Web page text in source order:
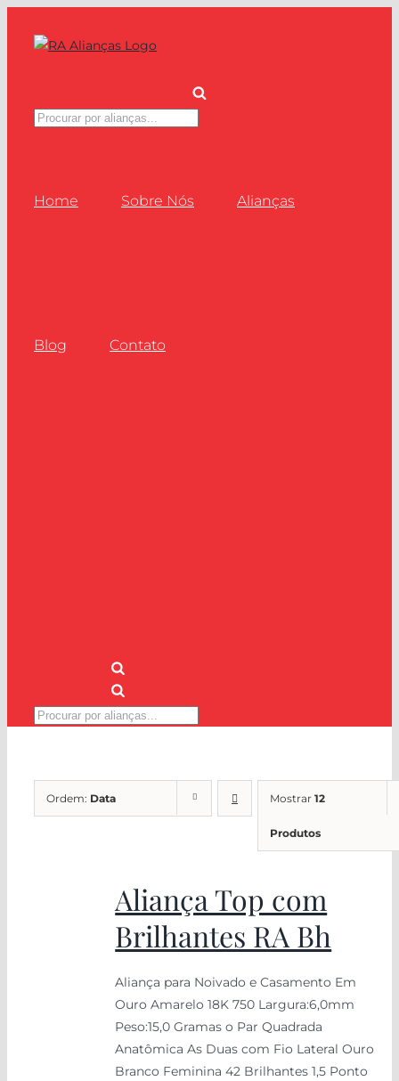
Pesquisar
Home Sobre Nós Alianças
Blog Contato
Pesquisar
Ordem: Data Mostrar 12
Produtos
Aliança Top com
Brilhantes RA Bh
Aliança para Noivado e Casamento Em
Ouro Amarelo 18K 750 Largura:6,0mm
Peso:15,0 Gramas o Par Quadrada
Anatômica As Duas com Fio Lateral Ouro
Branco Feminina 42 Brilhantes 1,5 Ponto